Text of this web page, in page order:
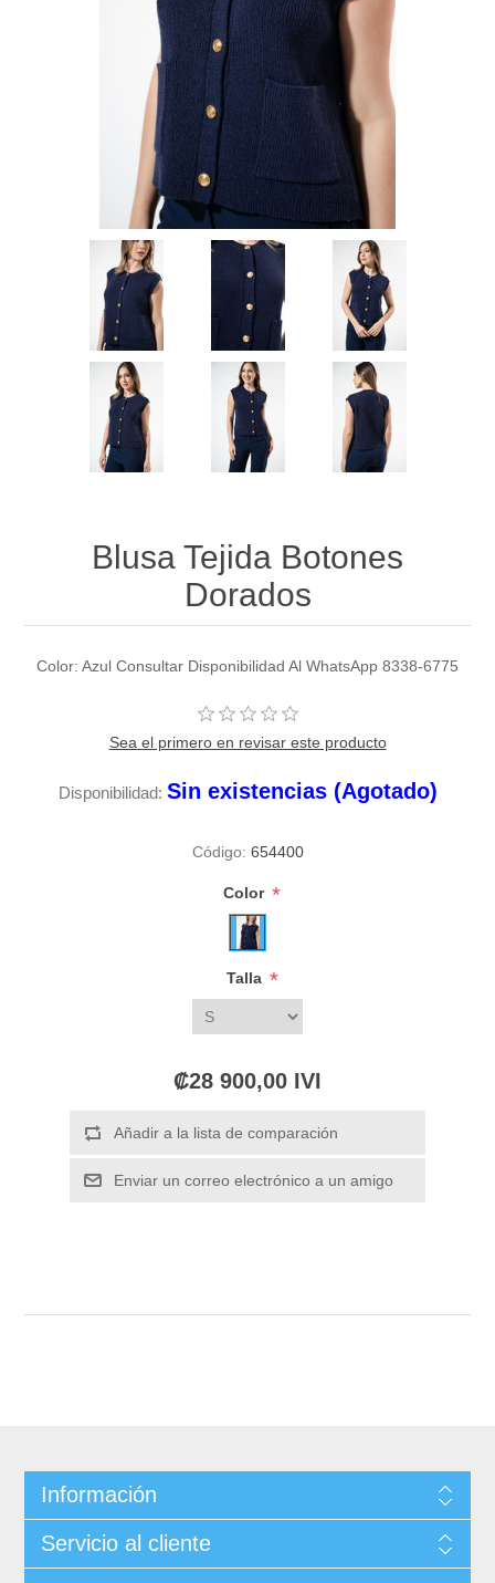
Blusa Tejida Botones
Dorados
Color: Azul Consultar Disponibilidad Al WhatsApp 8338-6775
Sea el primero en revisar este producto
Disponibilidad: Sin existencias (Agotado)
Código: 654400
Color *
Talla *
₡28 900,00 IVI
Información
Servicio al cliente